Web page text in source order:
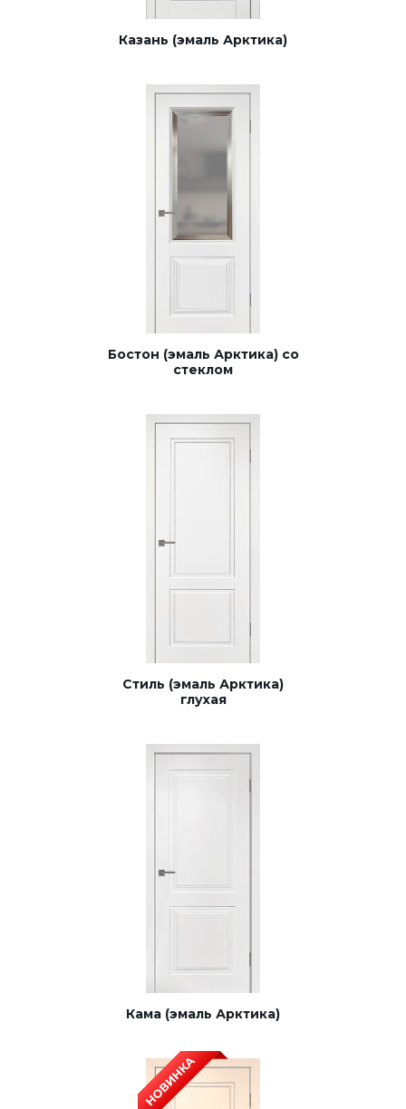
Казань (эмаль Арктика)
Бостон (эмаль Арктика) со
стеклом
Стиль (эмаль Арктика)
глухая
Кама (эмаль Арктика)